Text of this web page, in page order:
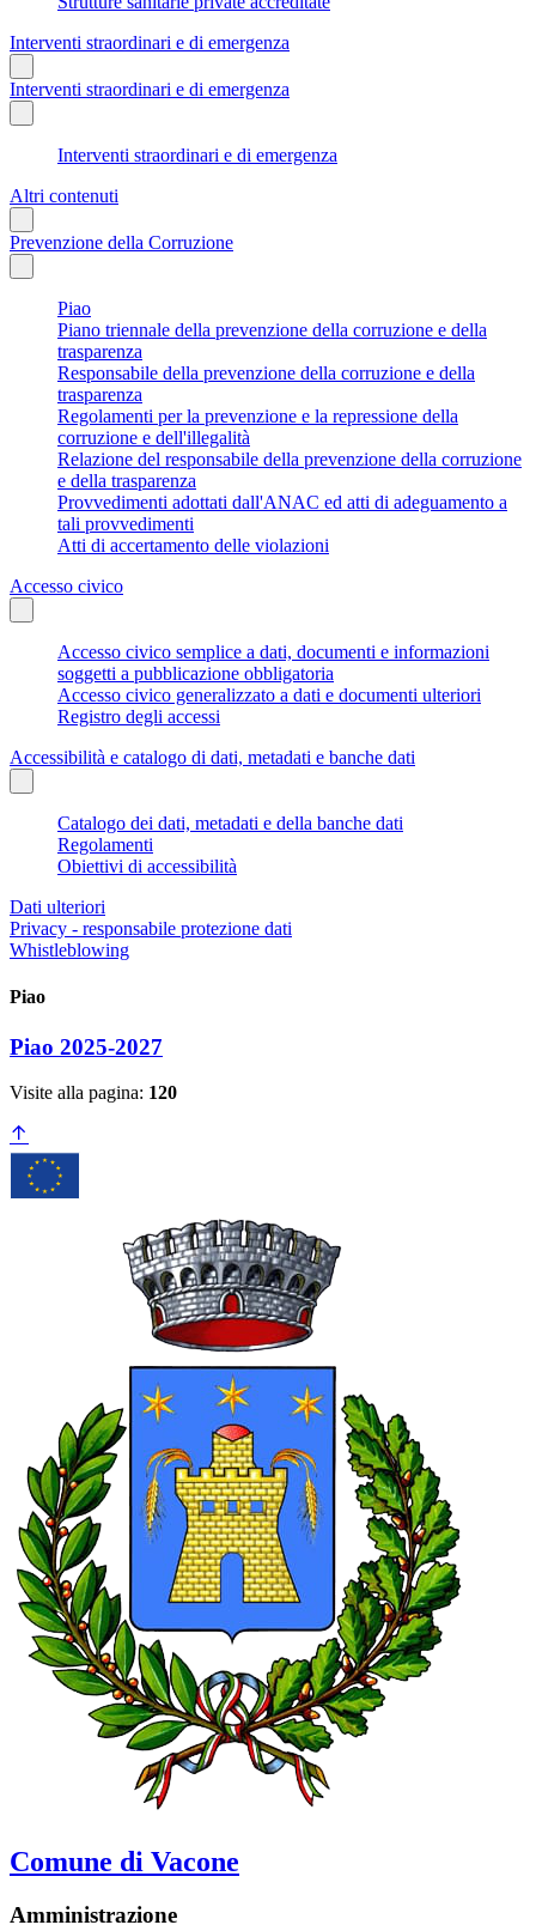
Interventi straordinari e di emergenza
Interventi straordinari e di emergenza
Interventi straordinari e di emergenza
Altri contenuti
Prevenzione della Corruzione
Piao
Piano triennale della prevenzione della corruzione e della
trasparenza
Responsabile della prevenzione della corruzione e della
trasparenza
Regolamenti per la prevenzione e la repressione della
corruzione e dell'illegalità
Relazione del responsabile della prevenzione della corruzione
e della trasparenza
Provvedimenti adottati dall'ANAC ed atti di adeguamento a
tali provvedimenti
Atti di accertamento delle violazioni
Accesso civico
Accesso civico semplice a dati, documenti e informazioni
soggetti a pubblicazione obbligatoria
Accesso civico generalizzato a dati e documenti ulteriori
Registro degli accessi
Accessibilità e catalogo di dati, metadati e banche dati
Catalogo dei dati, metadati e della banche dati
Regolamenti
Obiettivi di accessibilità
Dati ulteriori
Privacy - responsabile protezione dati
Whistleblowing
Piao
Piao 2025-2027
Visite alla pagina: 120
Comune di Vacone
Amministrazione